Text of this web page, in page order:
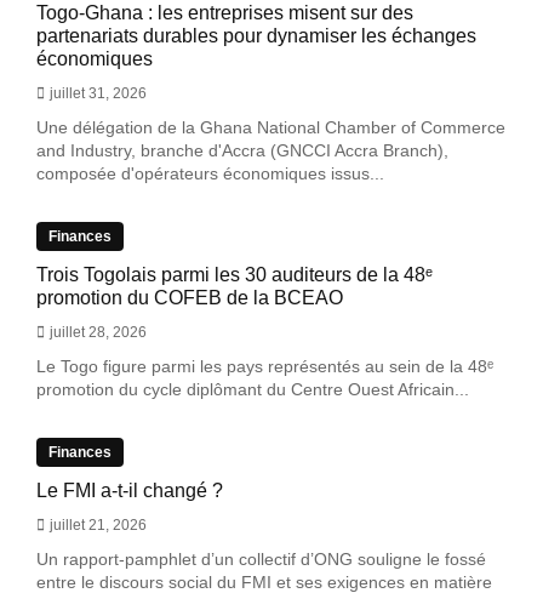
Togo-Ghana : les entreprises misent sur des
partenariats durables pour dynamiser les échanges
économiques
juillet 31, 2026
Une délégation de la Ghana National Chamber of Commerce
and Industry, branche d'Accra (GNCCI Accra Branch),
composée d'opérateurs économiques issus...
Finances
Trois Togolais parmi les 30 auditeurs de la 48ᵉ
promotion du COFEB de la BCEAO
juillet 28, 2026
Le Togo figure parmi les pays représentés au sein de la 48ᵉ
promotion du cycle diplômant du Centre Ouest Africain...
Finances
Le FMI a-t-il changé ?
juillet 21, 2026
Un rapport-pamphlet d’un collectif d’ONG souligne le fossé
entre le discours social du FMI et ses exigences en matière